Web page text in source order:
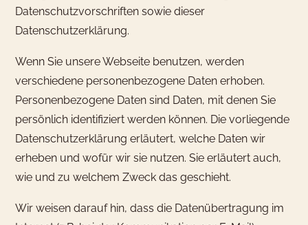
Datenschutzvorschriften sowie dieser
Datenschutzerklärung.
Wenn Sie unsere Webseite benutzen, werden
verschiedene personenbezogene Daten erhoben.
Personenbezogene Daten sind Daten, mit denen Sie
persönlich identifiziert werden können. Die vorliegende
Datenschutzerklärung erläutert, welche Daten wir
erheben und wofür wir sie nutzen. Sie erläutert auch,
wie und zu welchem Zweck das geschieht.
Wir weisen darauf hin, dass die Datenübertragung im